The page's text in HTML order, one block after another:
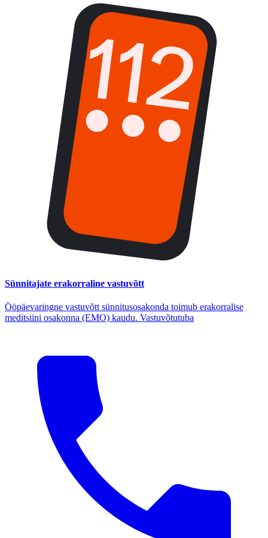
Sünnitajate erakorraline vastuvõtt
Ööpäevaringne vastuvõtt sünnitusosakonda toimub erakorralise
meditsiini osakonna (EMO) kaudu. Vastuvõtutuba